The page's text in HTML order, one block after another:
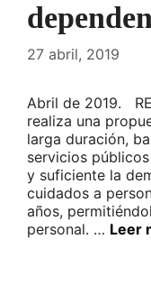
27 abril, 2019
Abril de 2019.
realiza una
larga duración,
servicios
y suficiente la
cuidados a
años,
personal. … Leer